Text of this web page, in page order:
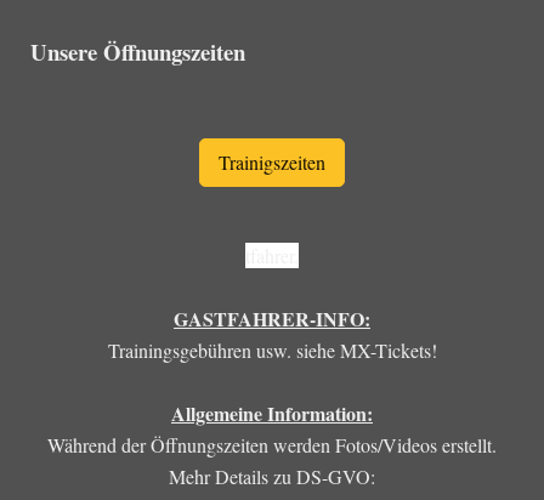
Unsere Öffnungszeiten
Trainigszeiten
GASTFAHRER-INFO:
Trainingsgebühren usw. siehe MX-Tickets!
Allgemeine Information:
Während der Öffnungszeiten werden Fotos/Videos erstellt.
Mehr Details zu DS-GVO: